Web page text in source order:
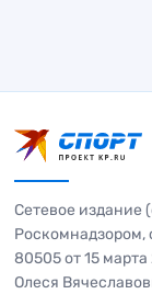
Сетевое издание
Роскомнадзором,
80505 от 15
Олеся